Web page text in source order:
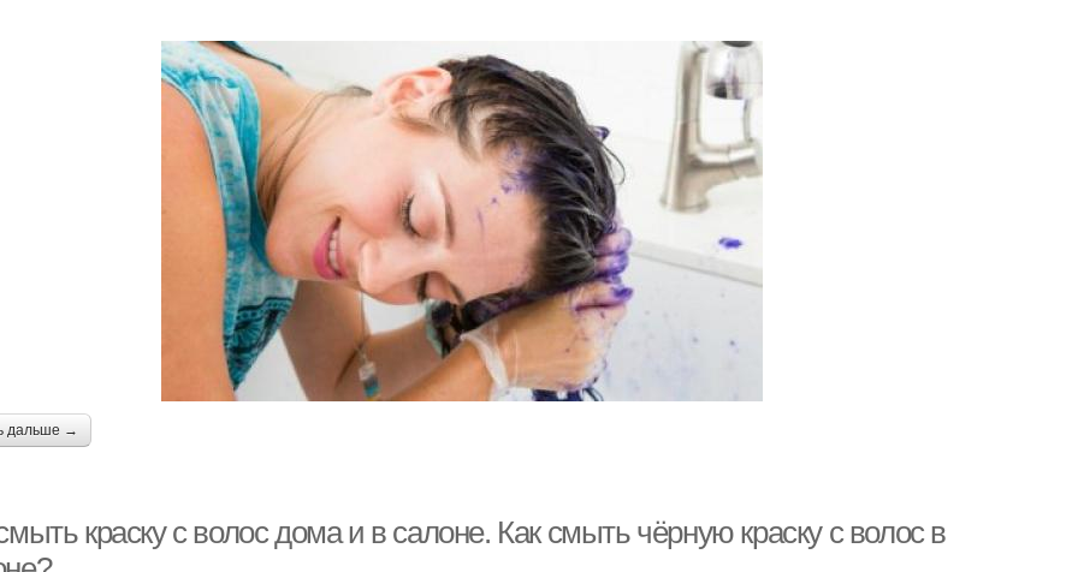
дальше →
краску с волос дома и в салоне. Как смыть чёрную краску с волос в